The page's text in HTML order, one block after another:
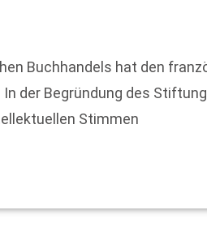
Buchhandels hat den
der Begründung des
Stimmen